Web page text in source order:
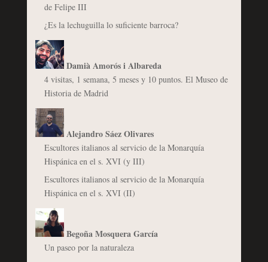
de Felipe III
¿Es la lechuguilla lo suficiente barroca?
Damià Amorós i Albareda
4 visitas, 1 semana, 5 meses y 10 puntos. El Museo de
Historia de Madrid
Alejandro Sáez Olivares
Escultores italianos al servicio de la Monarquía
Hispánica en el s. XVI (y III)
Escultores italianos al servicio de la Monarquía
Hispánica en el s. XVI (II)
Begoña Mosquera García
Un paseo por la naturaleza